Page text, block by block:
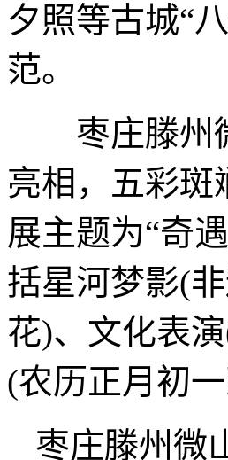
夕照等古城“
范。
枣庄滕州微
亮相，五彩斑
展主题为“奇
括星河梦影(
花)、文化表
(农历正月初
枣庄滕州微